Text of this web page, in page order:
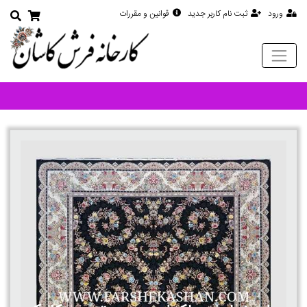
ورود ثبت نام کاربر جدید قوانین و مقررات